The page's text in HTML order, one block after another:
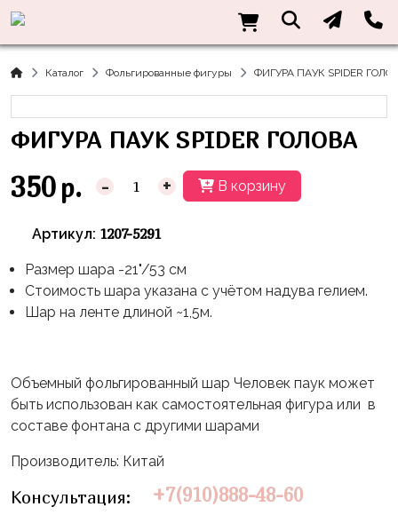
Каталог Фольгированные фигуры ФИГУРА ПАУК SPIDER
ФИГУРА ПАУК SPIDER ГОЛОВА
350 р. - + В корзину
Артикул: 1207-5291
Размер шара -21"/53 см
Стоимость шара указана с учётом надува гелием.
Шар на ленте длиной ~1,5м.
Объемный фольгированный шар Человек паук может
быть использован как самостоятельная фигура или в
составе фонтана с другими шарами
Производитель: Китай
Консультация: +7(910)888-48-60
консультация?
Акции
Хиты
Каталог
Латексные
шары
без
рисунка
Латексные
с
рисунком
Фольгированные
Фольга
81
Праздники
8
марта
23
февраля,
Родился
Рождения
День
Влюблённых
Выпускной
1
Тематики
Оранжевая
Корова
Маша
и
Синий
Трактор
Баг
Три
ми-
Информация
О нас
Доставка
и оплата
Скидки
Контакты
+7(910)888-
zakazsharoff@yandex.ru
г.
ул.